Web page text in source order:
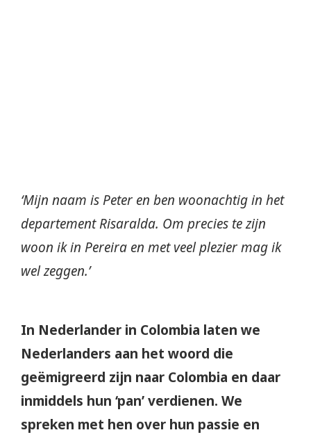
‘Mijn naam is Peter en ben woonachtig in het
departement Risaralda. Om precies te zijn
woon ik in Pereira en met veel plezier mag ik
wel zeggen.’
In Nederlander in Colombia laten we
Nederlanders aan het woord die
geëmigreerd zijn naar Colombia en daar
inmiddels hun ‘pan’ verdienen. We
spreken met hen over hun passie en